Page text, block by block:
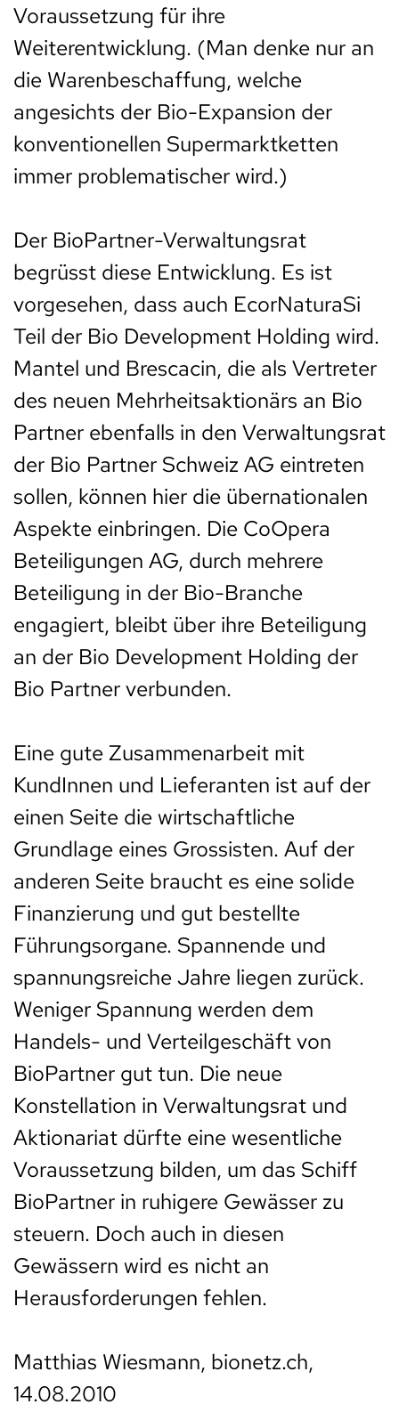
Voraussetzung für ihre
Weiterentwicklung. (Man denke nur an
die Warenbeschaffung, welche
angesichts der Bio-Expansion der
konventionellen Supermarktketten
immer problematischer wird.)
Der BioPartner-Verwaltungsrat
begrüsst diese Entwicklung. Es ist
vorgesehen, dass auch EcorNaturaSi
Teil der Bio Development Holding wird.
Mantel und Brescacin, die als Vertreter
des neuen Mehrheitsaktionärs an Bio
Partner ebenfalls in den Verwaltungsrat
der Bio Partner Schweiz AG eintreten
sollen, können hier die übernationalen
Aspekte einbringen. Die CoOpera
Beteiligungen AG, durch mehrere
Beteiligung in der Bio-Branche
engagiert, bleibt über ihre Beteiligung
an der Bio Development Holding der
Bio Partner verbunden.
Eine gute Zusammenarbeit mit
KundInnen und Lieferanten ist auf der
einen Seite die wirtschaftliche
Grundlage eines Grossisten. Auf der
anderen Seite braucht es eine solide
Finanzierung und gut bestellte
Führungsorgane. Spannende und
spannungsreiche Jahre liegen zurück.
Weniger Spannung werden dem
Handels- und Verteilgeschäft von
BioPartner gut tun. Die neue
Konstellation in Verwaltungsrat und
Aktionariat dürfte eine wesentliche
Voraussetzung bilden, um das Schiff
BioPartner in ruhigere Gewässer zu
steuern. Doch auch in diesen
Gewässern wird es nicht an
Herausforderungen fehlen.
Matthias Wiesmann, bionetz.ch,
14.08.2010